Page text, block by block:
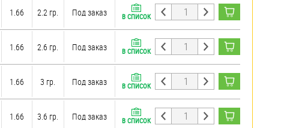
1.66 2.2 гр. Под заказ В СПИСОК
1.66 2.6 гр. Под заказ В СПИСОК
1.66 3 гр. Под заказ В СПИСОК
1.66 3.6 гр. Под заказ В СПИСОК